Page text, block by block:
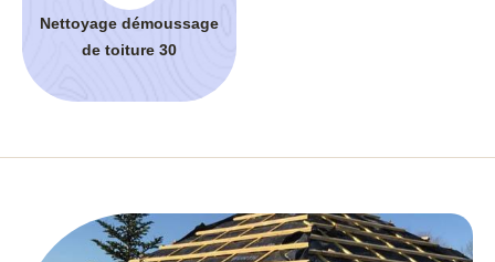
Nettoyage démoussage
de toiture 30